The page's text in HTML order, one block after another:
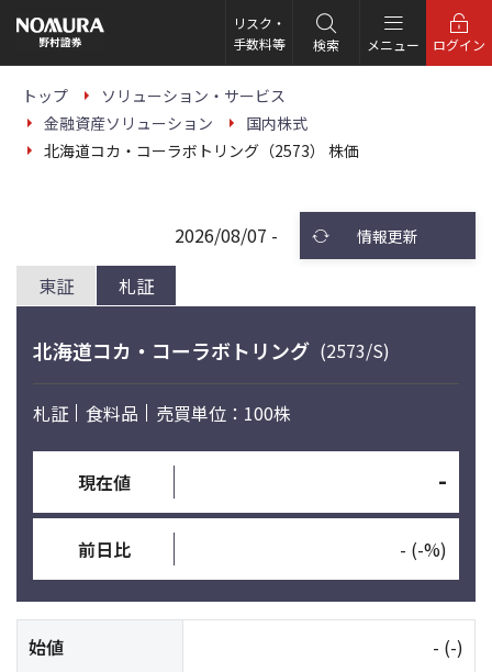
の
ー
リスク・
手数料等
検索 メニュー ログイン
トップ
ソリューション・サービス
金融資産ソリューション
国内株式
北海道コカ・コーラボトリング（2573） 株価
東証 札証
2026/08/07 - 情報更新
北海道コカ・コーラボトリング (2573/S)
札証 食料品 売買単位：100株
現在値 -
前日比 - (-%)
始値 - (-)